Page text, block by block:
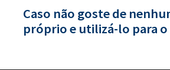
Caso não goste de
próprio e utilizá-lo para o